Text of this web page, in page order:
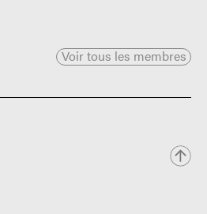
Voir tous les membres